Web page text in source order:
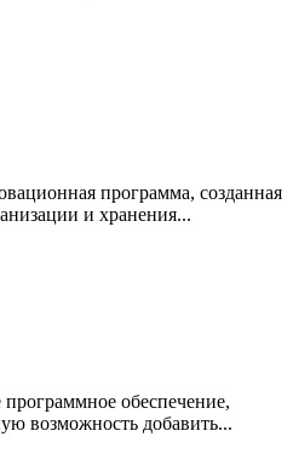
программа, созданная
и хранения...
обеспечение,
возможность добавить...